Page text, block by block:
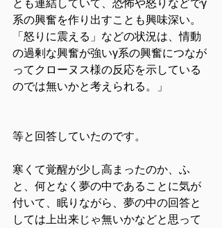
とも連結していて、恐怖や怒りなどでγ
系の興奮を作り出すことも興味深い。
「怒りに震える」などの状況は、情動
の過剰な興奮が強いγ系の興奮につなが
ってクローヌス様の反応を示している
のでは無いかと考えられる。」
等と回答していたのです。
寒くて覚醒が少し高まったのか、ふ
と、何となく夢の中であることに気が
付いて、眠りながら、夢の中の回答と
しては上出来じゃ無いかなどと思って